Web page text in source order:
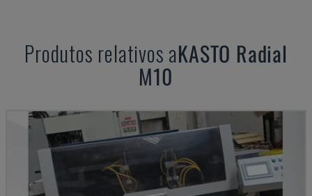
Produtos relativos aKASTO Radial
M10